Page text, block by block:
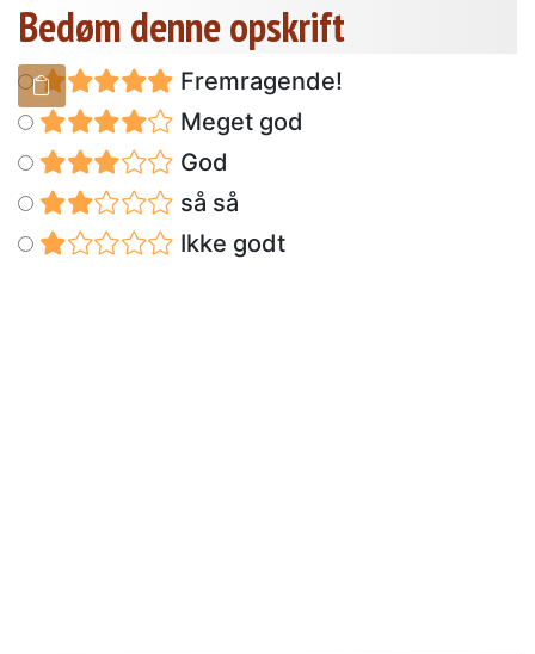
Bedøm denne opskrift
Fremragende!
Meget god
God
så så
Ikke godt